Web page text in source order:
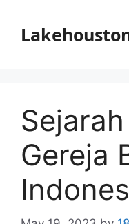
content
Gereja